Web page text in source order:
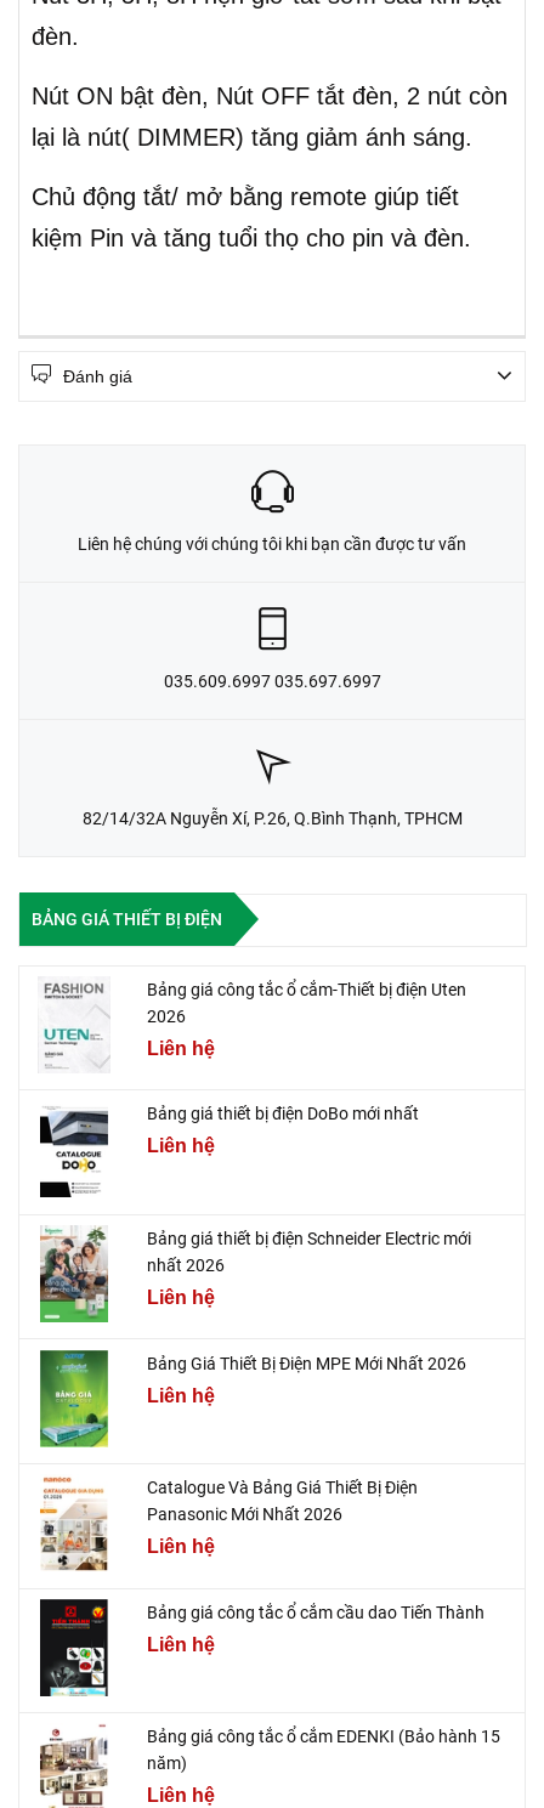
đèn.
Nút ON bật đèn, Nút OFF tắt đèn, 2 nút còn
lại là nút( DIMMER) tăng giảm ánh sáng.
Chủ động tắt/ mở bằng remote giúp tiết
kiệm Pin và tăng tuổi thọ cho pin và đèn.
Đánh giá
Liên hệ chúng với chúng tôi khi bạn cần được tư vấn
035.609.6997 035.697.6997
82/14/32A Nguyễn Xí, P.26, Q.Bình Thạnh, TPHCM
BẢNG GIÁ THIẾT BỊ ĐIỆN
Bảng giá công tắc ổ cắm-Thiết bị điện Uten
2026
Liên hệ
Bảng giá thiết bị điện DoBo mới nhất
Liên hệ
Bảng giá thiết bị điện Schneider Electric mới
nhất 2026
Liên hệ
Bảng Giá Thiết Bị Điện MPE Mới Nhất 2026
Liên hệ
Catalogue Và Bảng Giá Thiết Bị Điện
Panasonic Mới Nhất 2026
Liên hệ
Bảng giá công tắc ổ cắm cầu dao Tiến Thành
Liên hệ
Bảng giá công tắc ổ cắm EDENKI (Bảo hành 15
năm)
Liên hệ